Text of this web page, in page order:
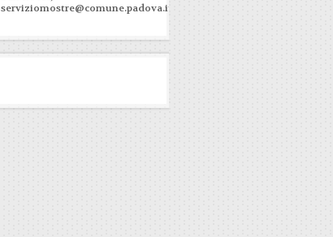
serviziomostre@comune.padova.it